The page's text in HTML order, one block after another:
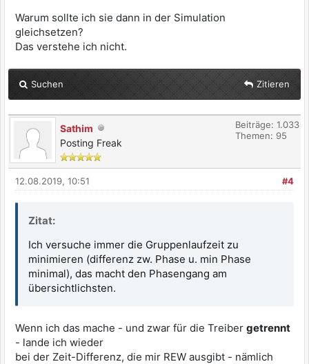
Warum sollte ich sie dann in der Simulation
gleichsetzen?
Das verstehe ich nicht.
Suchen Zitieren
Sathim
Posting Freak
Beiträge: 1.033
Themen: 95
#4
12.08.2019, 10:51
Zitat:
Ich versuche immer die Gruppenlaufzeit zu
minimieren (differenz zw. Phase u. min Phase
minimal), das macht den Phasengang am
übersichtlichsten.
Wenn ich das mache - und zwar für die Treiber getrennt
- lande ich wieder
bei der Zeit-Differenz, die mir REW ausgibt - nämlich